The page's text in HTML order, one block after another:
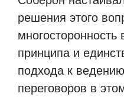
решения этого
многосторонность
принципа и
подхода к
переговоров в